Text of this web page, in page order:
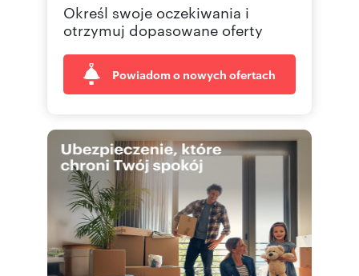
Określ swoje oczekiwania i
otrzymuj dopasowane oferty
Powiadom o nowych ofertach